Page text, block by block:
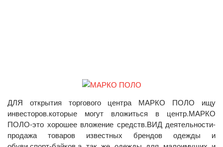
ДЛЯ открытия торгового центра МАРКО ПОЛО ищу
инвесторов.которые могут вложиться в центр.МАРКО
ПОЛО-это хорошее вложение средств.ВИД деятельности-
продажа товаров известных брендов одежды и